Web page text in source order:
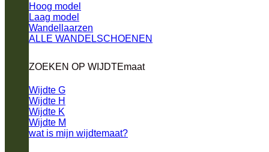
Hoog model
Laag model
Wandellaarzen
ALLE WANDELSCHOENEN
ZOEKEN OP WIJDTEmaat
Wijdte G
Wijdte H
Wijdte K
Wijdte M
wat is mijn wijdtemaat?